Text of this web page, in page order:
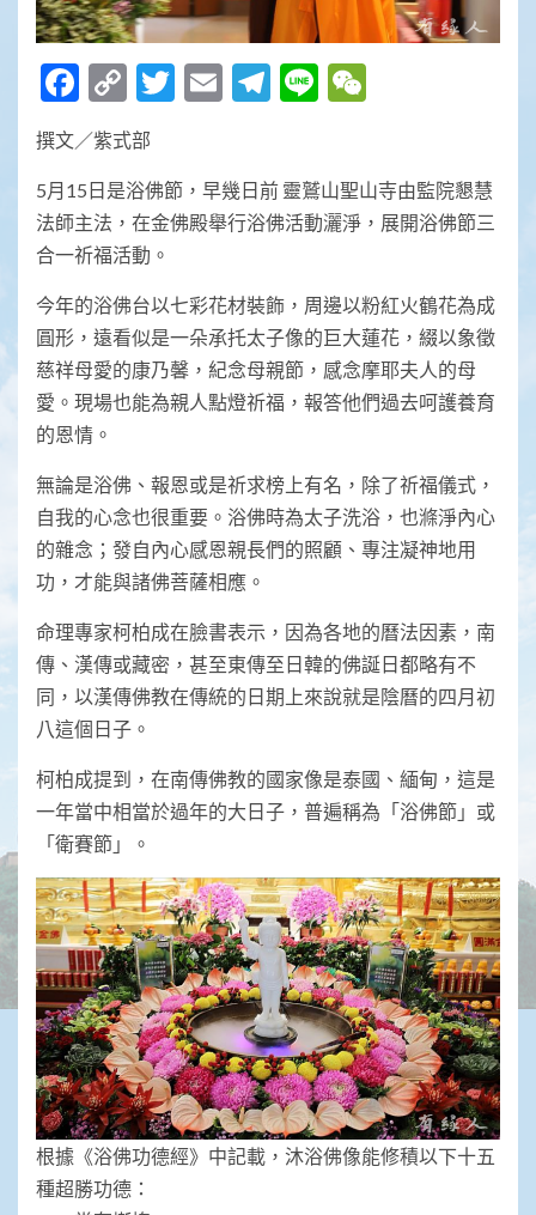
Facebook
Copy
Link
Twitter
EmailTelegram
Line
撰文／紫式部
5月15日是浴佛節，早幾日前 靈鷲山聖山寺由監院懇慧
法師主法，在金佛殿舉行浴佛活動灑淨，展開浴佛節三
合一祈福活動。
今年的浴佛台以七彩花材裝飾，周邊以粉紅火鶴花為成
圓形，遠看似是一朵承托太子像的巨大蓮花，綴以象徵
慈祥母愛的康乃馨，紀念母親節，感念摩耶夫人的母
愛。現場也能為親人點燈祈福，報答他們過去呵護養育
的恩情。
無論是浴佛、報恩或是祈求榜上有名，除了祈福儀式，
自我的心念也很重要。浴佛時為太子洗浴，也滌淨內心
的雜念；發自內心感恩親長們的照顧、專注凝神地用
功，才能與諸佛菩薩相應。
命理專家柯柏成在臉書表示，因為各地的曆法因素，南
傳、漢傳或藏密，甚至東傳至日韓的佛誕日都略有不
同，以漢傳佛教在傳統的日期上來說就是陰曆的四月初
八這個日子。
柯柏成提到，在南傳佛教的國家像是泰國、緬甸，這是
一年當中相當於過年的大日子，普遍稱為「浴佛節」或
「衛賽節」。
根據《浴佛功德經》中記載，沐浴佛像能修積以下十五
種超勝功德：